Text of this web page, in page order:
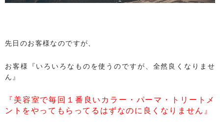
先日のお客様なのですが、
お客様『いろいろなものを使うのですが、全然良くなりませ
ん』
『美容室で毎回１番良いカラー・パーマ・トリートメ
ントをやってもらってるはずなのに良くなりません』